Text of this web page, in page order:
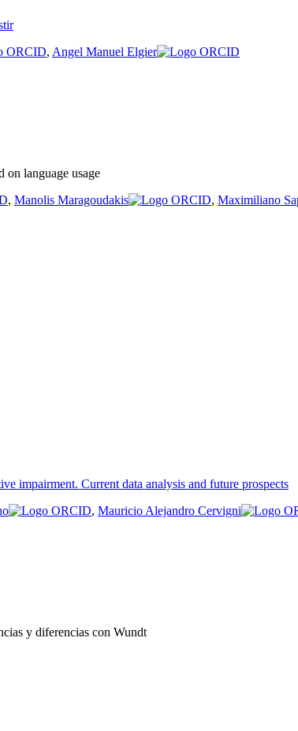
, Angel Manuel Elgier
on language usage
, Manolis Maragoudakis , Maximiliano
impairment. Current data analysis and future prospects
, Mauricio Alejandro Cervigni
y diferencias con Wundt